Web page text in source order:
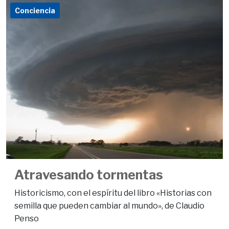
Conciencia
Atravesando tormentas
Historicismo, con el espíritu del libro «Historias con
semilla que pueden cambiar al mundo», de Claudio
Penso